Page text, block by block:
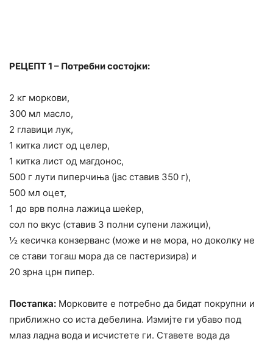
РЕЦЕПТ 1 – Потребни состојки:
2 кг моркови,
300 мл масло,
2 главици лук,
1 китка лист од целер,
1 китка лист од магдонос,
500 г лути пиперчиња (јас ставив 350 г),
500 мл оцет,
1 до врв полна лажица шеќер,
сол по вкус (ставив 3 полни супени лажици),
½ кесичка конзерванс (може и не мора, но доколку не
се стави тогаш мора да се пастеризира) и
20 зрна црн пипер.
Постапка: Морковите е потребно да бидат покрупни и
приближно со иста дебелина. Измијте ги убаво под
млаз ладна вода и исчистете ги. Ставете вода да